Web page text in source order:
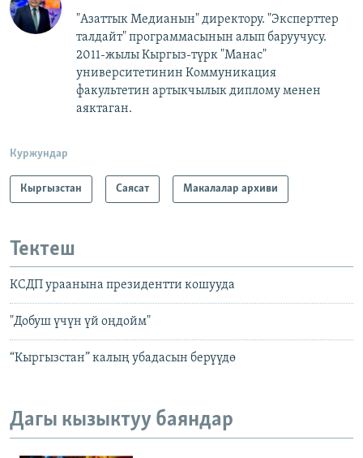
"Азаттык Медианын" директору. "Эксперттер
талдайт" программасынын алып баруучусу.
2011-жылы Кыргыз-түрк "Манас"
университетинин Коммуникация
факультетин артыкчылык диплому менен
аяктаган.
Куржундар
Кыргызстан Саясат Макалалар архиви
Тектеш
КСДП ураанына президентти кошууда
"Добуш үчүн үй оңдойм"
“Кыргызстан” калың убадасын берүүдө
Дагы кызыктуу баяндар